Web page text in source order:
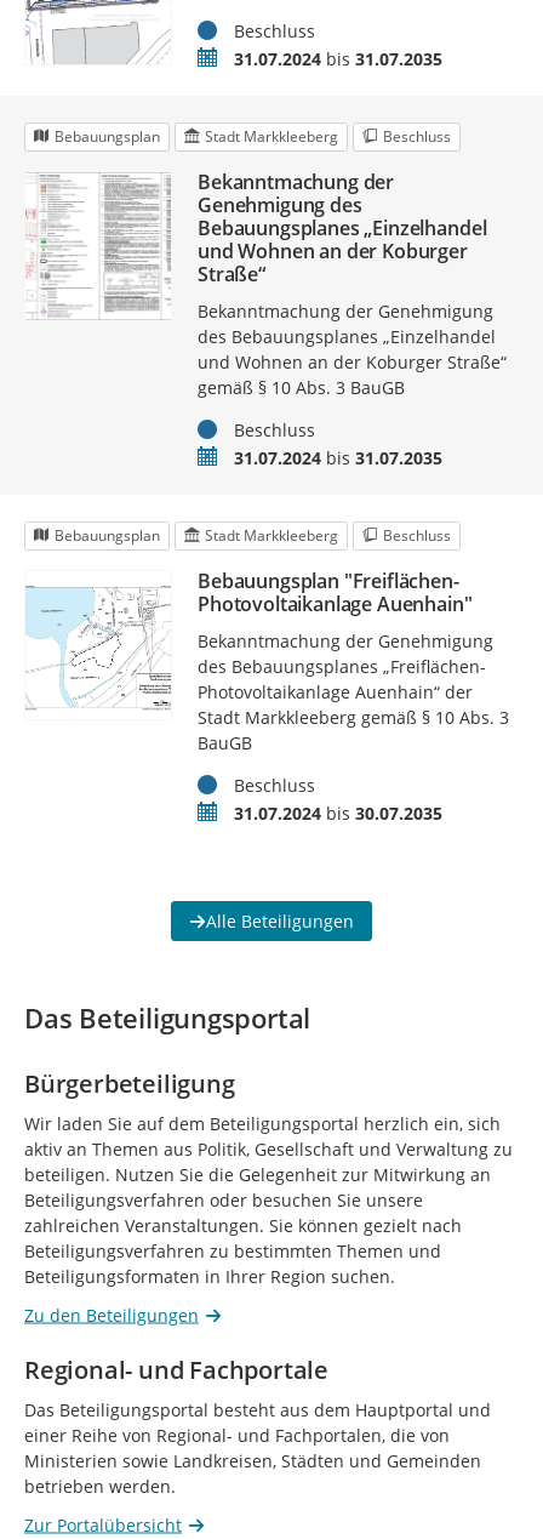
StatusBeschluss
Zeitraum31.07.2024bis 31.07.2035
Bebauungsplan Stadt Markkleeberg Beschluss
Bekanntmachung der
Genehmigung des
Bebauungsplanes „Einzelhandel
und Wohnen an der Koburger
Straße“
Bekanntmachung der Genehmigung
des Bebauungsplanes „Einzelhandel
und Wohnen an der Koburger Straße“
gemäß § 10 Abs. 3 BauGB
StatusBeschluss
Zeitraum31.07.2024bis 31.07.2035
Bebauungsplan Stadt Markkleeberg Beschluss
Bebauungsplan "Freiflächen-
Photovoltaikanlage Auenhain"
Bekanntmachung der Genehmigung
des Bebauungsplanes „Freiflächen-
Photovoltaikanlage Auenhain“ der
Stadt Markkleeberg gemäß § 10 Abs. 3
BauGB
StatusBeschluss
Zeitraum31.07.2024bis 30.07.2035
Alle Beteiligungen
Das Beteiligungsportal
Bürgerbeteiligung
Wir laden Sie auf dem Beteiligungsportal herzlich ein, sich
aktiv an Themen aus Politik, Gesellschaft und Verwaltung zu
beteiligen. Nutzen Sie die Gelegenheit zur Mitwirkung an
Beteiligungsverfahren oder besuchen Sie unsere
zahlreichen Veranstaltungen. Sie können gezielt nach
Beteiligungsverfahren zu bestimmten Themen und
Beteiligungsformaten in Ihrer Region suchen.
Zu den Beteiligungen
Regional- und Fachportale
Das Beteiligungsportal besteht aus dem Hauptportal und
einer Reihe von Regional- und Fachportalen, die von
Ministerien sowie Landkreisen, Städten und Gemeinden
betrieben werden.
Zur Portalübersicht